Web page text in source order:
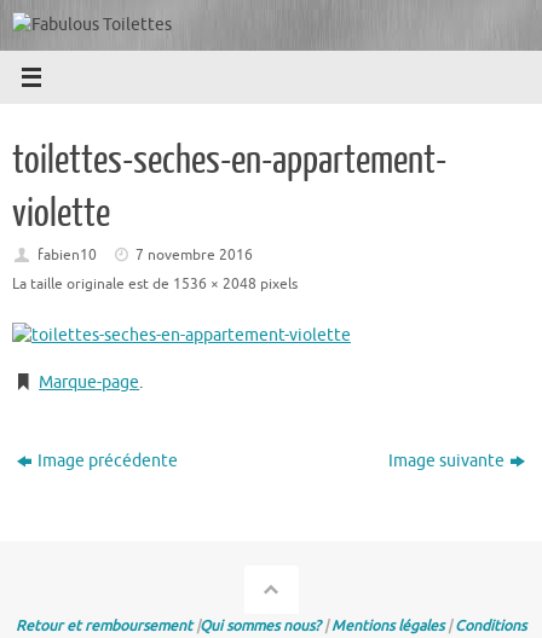
Passer
au
contenu
toilettes-seches-en-appartement-
violette
fabien10
7 novembre 2016
La taille originale est de 1536 × 2048 pixels
Marque-page.
Image précédente Image suivante
Retour et remboursement|Qui sommes nous?|Mentions légales|Conditions